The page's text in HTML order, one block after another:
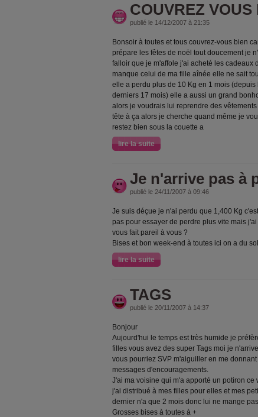
COUVREZ VOUS
publié le 14/12/2007 à 21:35
Bonsoir à toutes et tous couvrez-vous bien
prépare les fêtes de noël tout doucement je
falloir que je m'affole j'ai acheté les cadeaux
manque celui de ma fille aînée elle ne sait
elle a perdu plus de 10 Kg en 1 mois
derniers 17 mois) elle a aussi un grand
alors je voudrais lui reprendre des
tête à ça alors je cherche quand même je
restez bien sous la couette a
lire la suite
Je n'arrive pas à
publié le 24/11/2007 à 09:46
Je suis déçue je n'ai perdu que 1,400 Kg
pas pour essayer de perdre plus vite mais
vous fait pareil à vous ?
Bises et bon week-end à toutes ici on a du
lire la suite
TAGS
publié le 20/11/2007 à 14:37
Bonjour
Aujourd'hui le temps est très humide je
filles vous avez des super Tags moi je
vous pourriez SVP m'aiguiller en me
messages d'encouragements.
J'ai ma voisine qui m'a apporté un potiron
j'ai distribué à mes filles pour elles et mes
dernier n'a que 2 mois donc lui ne mange
Grosses bises à toutes à +